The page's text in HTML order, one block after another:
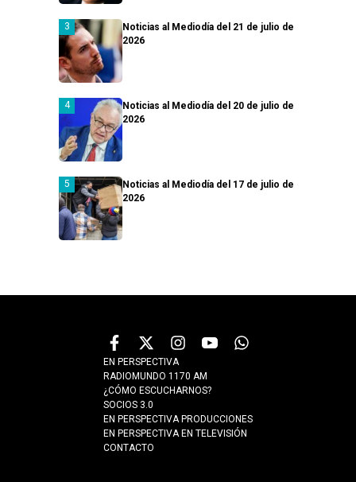
Noticias al Mediodía del 21 de julio de
2026
Noticias al Mediodía del 20 de julio de
2026
Noticias al Mediodía del 17 de julio de
2026
EN PERSPECTIVA
RADIOMUNDO 1170 AM
¿CÓMO ESCUCHARNOS?
SOCIOS 3.0
EN PERSPECTIVA PRODUCCIONES
EN PERSPECTIVA EN TELEVISIÓN
CONTACTO